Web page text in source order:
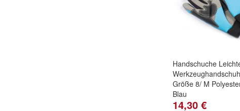
Handschuche
Größe 8/ M
Blau
14,30 €